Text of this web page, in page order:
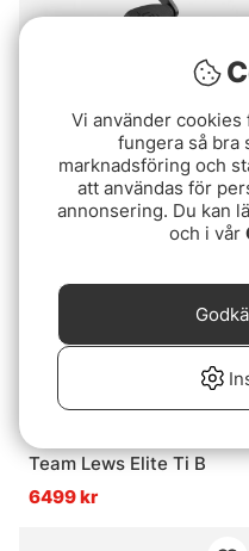
13 Fishing Inception
SLD2 Baitcast Reel
2199 kr
Team Lews Elite Ti B
6499 kr
Vi använder
fungera så bra
marknadsföring och
att användas för
annonsering. Du kan
och i vår